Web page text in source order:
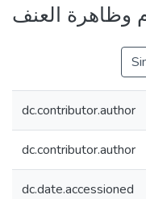
وظاهرة العنف
dc.contributor.author
dc.contributor.author
dc.date.accessioned